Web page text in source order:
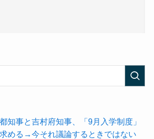
知事と吉村府知事、「9月入学制度」
める→今それ議論するときではない